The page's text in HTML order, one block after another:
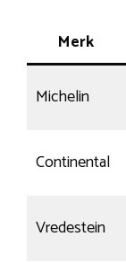
Merk
Michelin
Continental
Vredestein